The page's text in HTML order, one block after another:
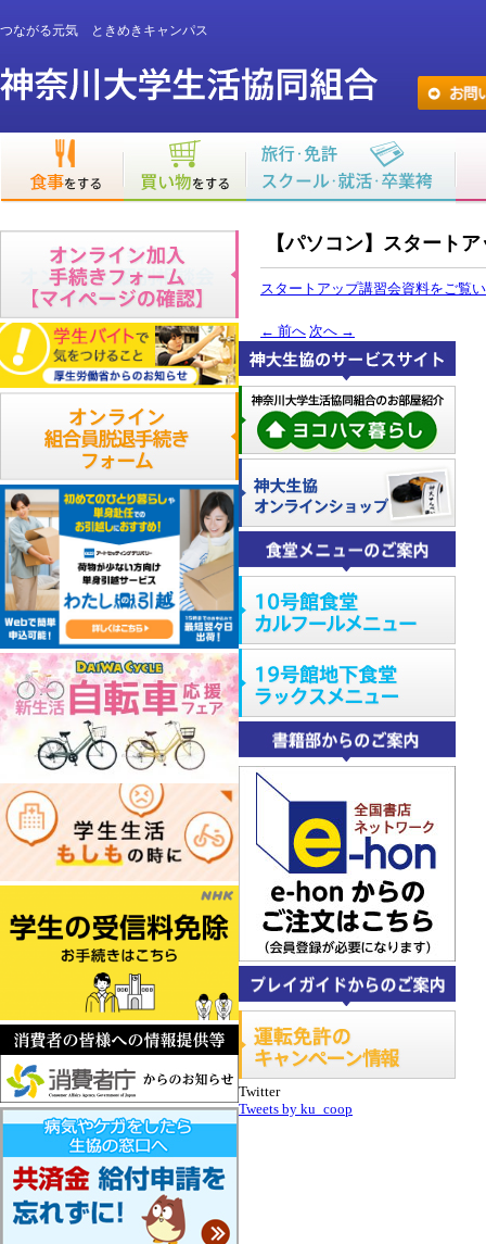
つながる元気 ときめきキャンパス
【パソコン】スタート
スタートアップ講習会資料をご覧
← 前へ 次へ →
Twitter
Tweets by ku_coop